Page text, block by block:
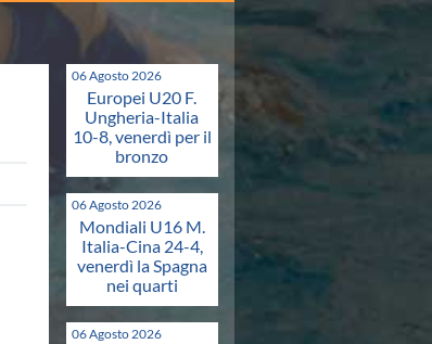
06 Agosto 2026
Europei U20 F.
Ungheria-Italia
10-8, venerdì per il
bronzo
06 Agosto 2026
Mondiali U16 M.
Italia-Cina 24-4,
venerdì la Spagna
nei quarti
06 Agosto 2026